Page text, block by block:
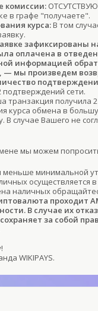
комиссии:
в графе "получаете".
курса: В том
зафиксированы
оплачена в
информацией
— мы произведем
подтверждений сети.
транзакция
курса обмена в
В случае Вашего не
мы можем
минимальной
осуществляется
наличных
проходит
В случае их
за собой
WIKIPAYS.